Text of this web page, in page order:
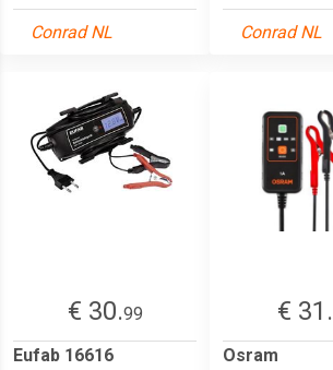
Conrad NL Conrad NL
€ 30.99
Eufab 16616
€ 31.
Osram